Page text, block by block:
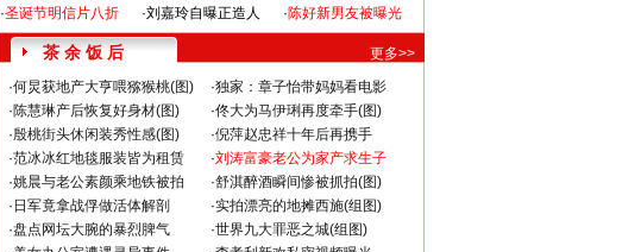
·圣诞节明信片八折
·刘嘉玲自曝正造人
·陈好新男友被曝光
茶 余 饭 后
更多>>
·何炅获地产大亨喂猕猴桃(图) ·独家：章子怡带妈妈看电影
·陈慧琳产后恢复好身材(图) ·佟大为马伊琍再度牵手(图)
·殷桃街头休闲装秀性感(图) ·倪萍赵忠祥十年后再携手
·范冰冰红地毯服装皆为租赁 ·刘涛富豪老公为家产求生子
·姚晨与老公素颜乘地铁被拍 ·舒淇醉酒瞬间惨被抓拍(图)
· 日军竟拿战俘做活体解剖 ·实拍漂亮的地摊西施(组图)
·盘点网坛大腕的暴烈脾气 ·世界九大罪恶之城(组图)